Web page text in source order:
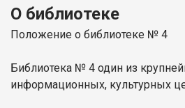
О библиотеке
Положение о библиотеке № 4
Библиотека № 4 один из
информационных, культурных